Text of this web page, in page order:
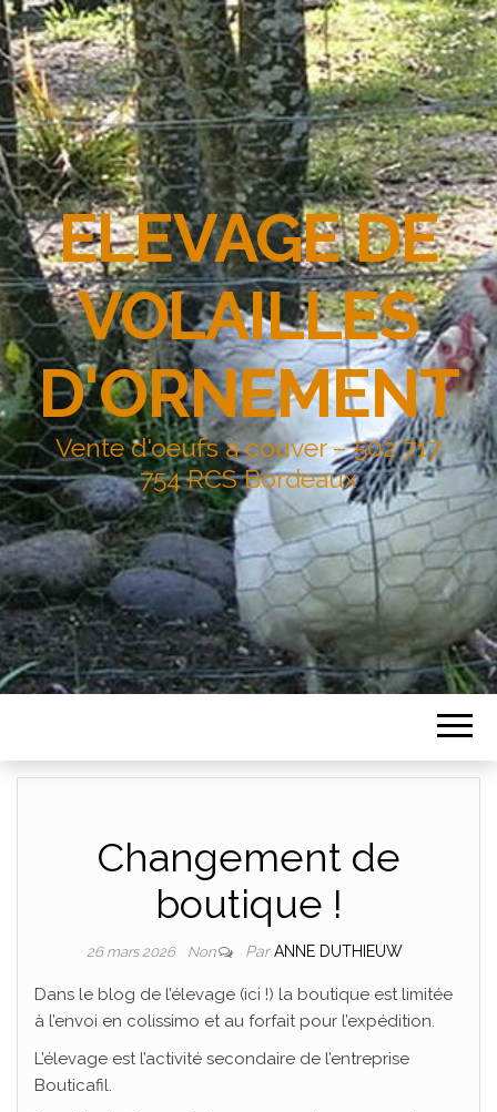
ELEVAGE DE
VOLAILLES
D'ORNEMENT
Vente d'oeufs à couver – 502 717
754 RCS Bordeaux
Changement de
boutique !
26 mars 2026 Non ParANNE DUTHIEUW
Dans le blog de l’élevage (ici !) la boutique est limitée
à l’envoi en colissimo et au forfait pour l’expédition.
L’élevage est l’activité secondaire de l’entreprise
Bouticafil.